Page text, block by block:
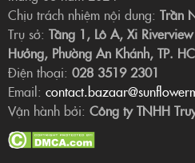
Chịu trách nhiệm nội dung: Trần
Trụ sở: Tầng 1, Lô A, Xi
Hưởng, Phường An Khánh, TP.
Điện thoại: 028 3519 2301
Email:
Vận hành bởi: Công ty TNHH